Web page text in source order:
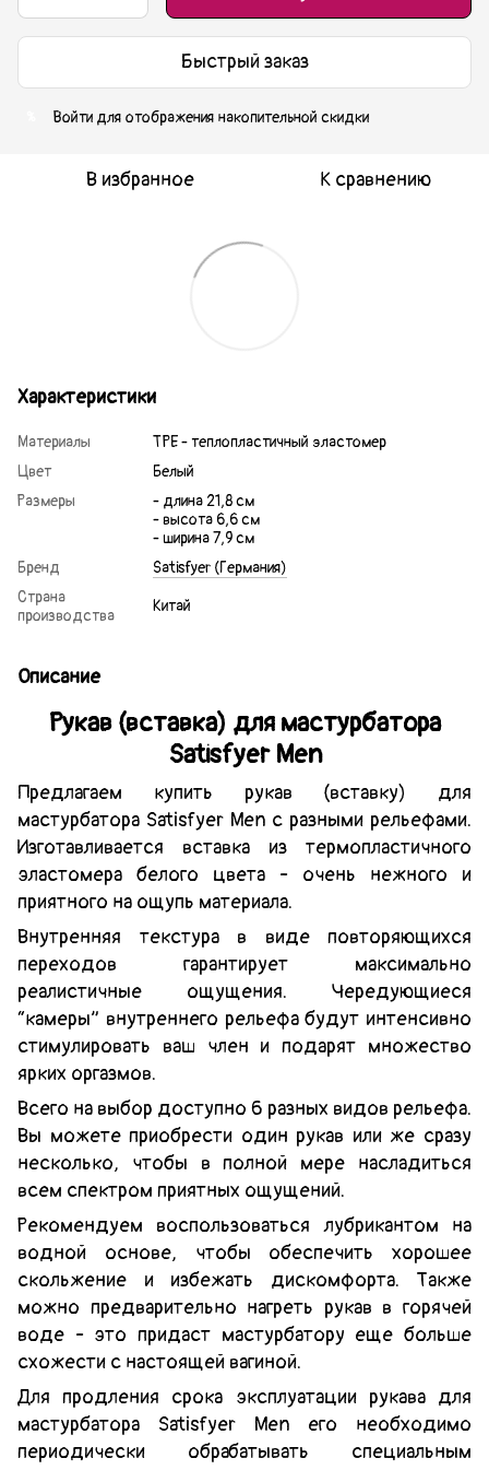
Быстрый заказ
Войти для отображения накопительной скидки
В избранное К сравнению
Характеристики
Материалы
TPE - теплопластичный эластомер
Цвет
Белый
Размеры
- длина 21,8 см
- высота 6,6 см
- ширина 7,9 см
Бренд
Satisfyer (Германия)
Страна
производства
Китай
Описание
Рукав (вставка) для мастурбатора
Satisfyer Men
Предлагаем купить рукав (вставку) для
мастурбатора Satisfyer Men с разными рельефами.
Изготавливается вставка из термопластичного
эластомера белого цвета - очень нежного и
приятного на ощупь материала.
Внутренняя текстура в виде повторяющихся
переходов гарантирует максимально
реалистичные ощущения. Чередующиеся
“камеры” внутреннего рельефа будут интенсивно
стимулировать ваш член и подарят множество
ярких оргазмов.
Всего на выбор доступно 6 разных видов рельефа.
Вы можете приобрести один рукав или же сразу
несколько, чтобы в полной мере насладиться
всем спектром приятных ощущений.
Рекомендуем воспользоваться лубрикантом на
водной основе, чтобы обеспечить хорошее
скольжение и избежать дискомфорта. Также
можно предварительно нагреть рукав в горячей
воде - это придаст мастурбатору еще больше
схожести с настоящей вагиной.
Для продления срока эксплуатации рукава для
мастурбатора Satisfyer Men его необходимо
периодически обрабатывать специальным